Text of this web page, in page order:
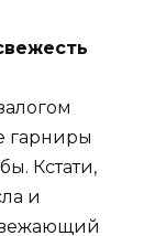
гарниры
Кстати,
и